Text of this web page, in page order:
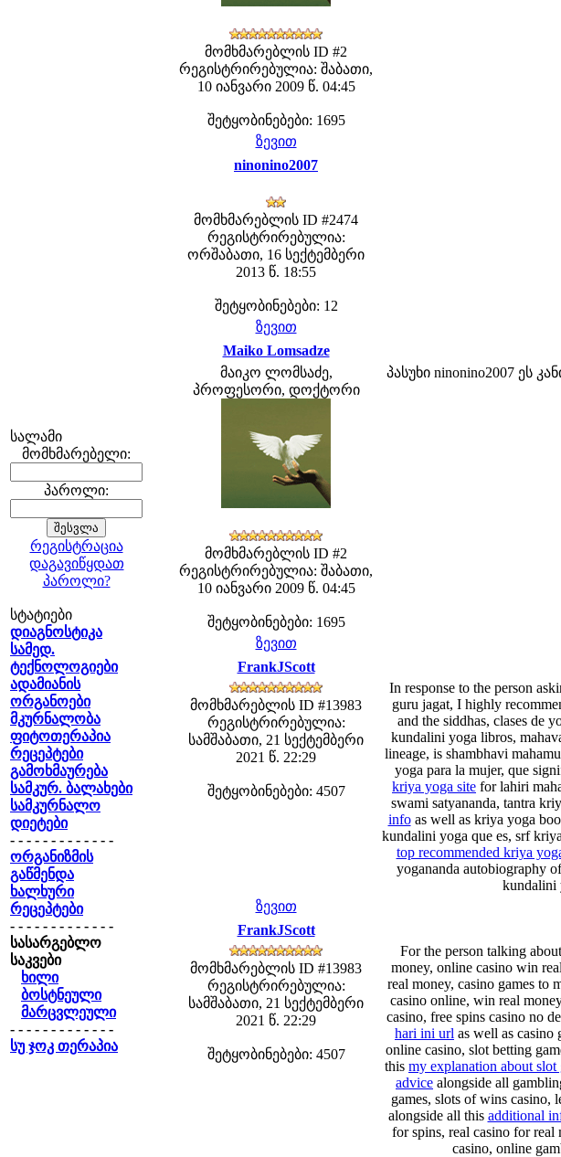
სალამი
მომხმარებელი:
პაროლი:
რეგისტრაცია
დაგავიწყდათ
პაროლი?
სტატიები
დიაგნოსტიკა
სამედ.
ტექნოლოგიები
ადამიანის
ორგანოები
მკურნალობა
ფიტოთერაპია
რეცეპტები
გამოხმაურება
სამკურ. ბალახები
სამკურნალო
დიეტები
- - - - - - - - - - - - -
ორგანიზმის
გაწმენდა
ხალხური
რეცეპტები
- - - - - - - - - - - - -
სასარგებლო
საკვები
ხილი
ბოსტნეული
მარცვლეული
- - - - - - - - - - - - -
სუ ჯოკ თერაპია
მომხმარებლის ID #2
რეგისტრირებულია: შაბათი,
10 იანვარი 2009 წ. 04:45
შეტყობინებები: 1695
ზევით
ninonino2007
მომხმარებლის ID #2474
რეგისტრირებულია:
ორშაბათი, 16 სექტემბერი
2013 წ. 18:55
შეტყობინებები: 12
ზევით
Maiko Lomsadze
მაიკო ლომსაძე,
პროფესორი, დოქტორი
მომხმარებლის ID #2
რეგისტრირებულია: შაბათი,
10 იანვარი 2009 წ. 04:45
შეტყობინებები: 1695
პასუხი ninonino2007 ეს
ზევით
FrankJScott
მომხმარებლის ID #13983
რეგისტრირებულია:
სამშაბათი, 21 სექტემბერი
2021 წ. 22:29
შეტყობინებები: 4507
In response to the person
guru jagat, I highly
and the siddhas, clases de
kundalini yoga libros,
lineage, is shambhavi
yoga para la mujer, que
kriya yoga site for lahiri
swami satyananda, tantra
infoas well as kriya yoga
kundalini yoga que es, srf
top recommended kriya
yogananda autobiography
kundalini
ზევით
FrankJScott
მომხმარებლის ID #13983
რეგისტრირებულია:
სამშაბათი, 21 სექტემბერი
2021 წ. 22:29
შეტყობინებები: 4507
For the person talking
money, online casino win
real money, casino games to
casino online, win real
casino, free spins casino no
hari ini url as well as casino
online casino, slot betting
this my explanation about
advice alongside all
games, slots of wins casino,
alongside all this additional
for spins, real casino for real
casino, online